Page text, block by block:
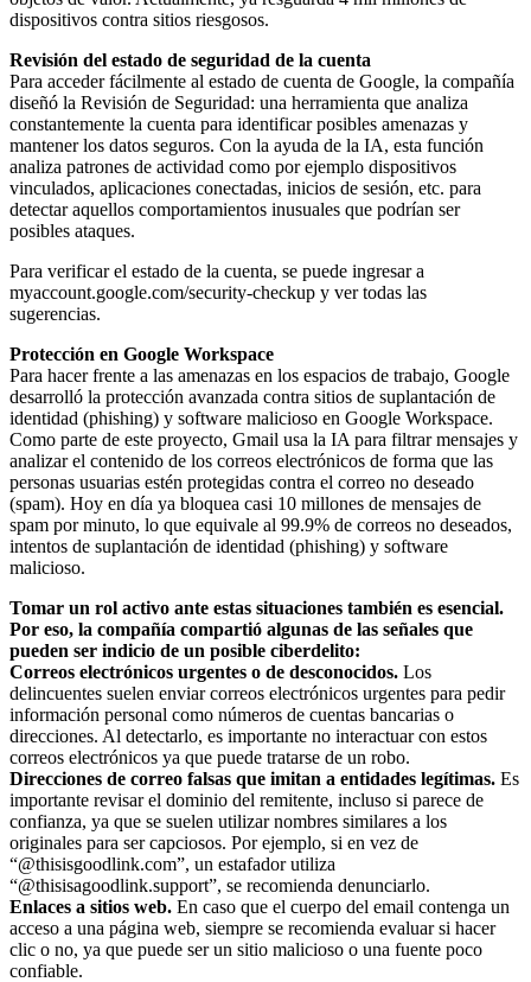
dispositivos contra sitios riesgosos.
Revisión del estado de seguridad de la cuenta
Para acceder fácilmente al estado de cuenta de Google, la compañía
diseñó la Revisión de Seguridad: una herramienta que analiza
constantemente la cuenta para identificar posibles amenazas y
mantener los datos seguros. Con la ayuda de la IA, esta función
analiza patrones de actividad como por ejemplo dispositivos
vinculados, aplicaciones conectadas, inicios de sesión, etc. para
detectar aquellos comportamientos inusuales que podrían ser
posibles ataques.
Para verificar el estado de la cuenta, se puede ingresar a
myaccount.google.com/security-checkup y ver todas las
sugerencias.
Protección en Google Workspace
Para hacer frente a las amenazas en los espacios de trabajo, Google
desarrolló la protección avanzada contra sitios de suplantación de
identidad (phishing) y software malicioso en Google Workspace.
Como parte de este proyecto, Gmail usa la IA para filtrar mensajes y
analizar el contenido de los correos electrónicos de forma que las
personas usuarias estén protegidas contra el correo no deseado
(spam). Hoy en día ya bloquea casi 10 millones de mensajes de
spam por minuto, lo que equivale al 99.9% de correos no deseados,
intentos de suplantación de identidad (phishing) y software
malicioso.
Tomar un rol activo ante estas situaciones también es esencial.
Por eso, la compañía compartió algunas de las señales que
pueden ser indicio de un posible ciberdelito:
Correos electrónicos urgentes o de desconocidos. Los
delincuentes suelen enviar correos electrónicos urgentes para pedir
información personal como números de cuentas bancarias o
direcciones. Al detectarlo, es importante no interactuar con estos
correos electrónicos ya que puede tratarse de un robo.
Direcciones de correo falsas que imitan a entidades legítimas. Es
importante revisar el dominio del remitente, incluso si parece de
confianza, ya que se suelen utilizar nombres similares a los
originales para ser capciosos. Por ejemplo, si en vez de
“@thisisgoodlink.com”, un estafador utiliza
“@thisisagoodlink.support”, se recomienda denunciarlo.
Enlaces a sitios web. En caso que el cuerpo del email contenga un
acceso a una página web, siempre se recomienda evaluar si hacer
clic o no, ya que puede ser un sitio malicioso o una fuente poco
confiable.